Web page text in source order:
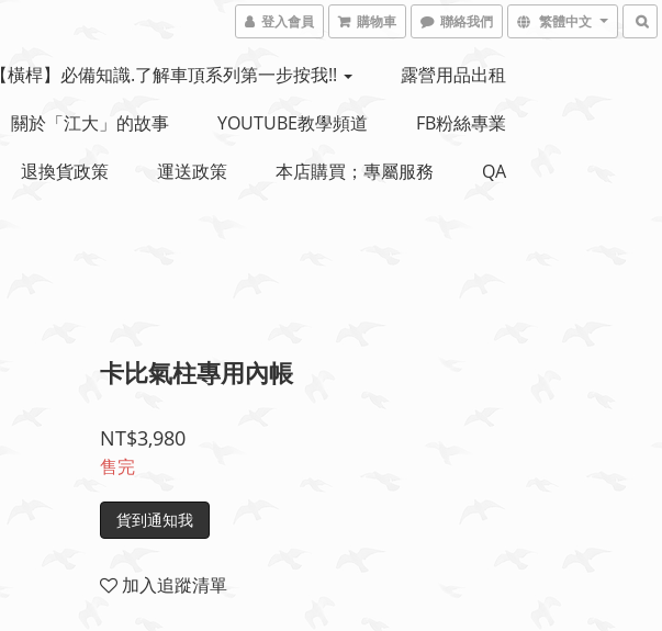
登入會員 購物車 聯絡我們 繁體中文
【橫桿】必備知識.了解車頂系列第一步按我!!
露營用品出租
關於「江大」的故事 YOUTUBE教學頻道
FB粉絲專業
退換貨政策
運送政策 本店購買；專屬服務 QA
卡比氣柱專用內帳
NT$3,980
售完
貨到通知我
加入追蹤清單